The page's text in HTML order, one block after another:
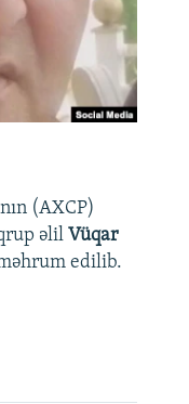
(AXCP)
əlil Vüqar
edilib.